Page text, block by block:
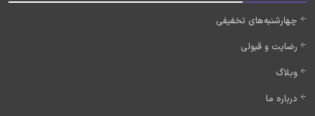
چهارشنبه‌های تخفیفی
رضایت و قبولی
وبلاگ
درباره ما